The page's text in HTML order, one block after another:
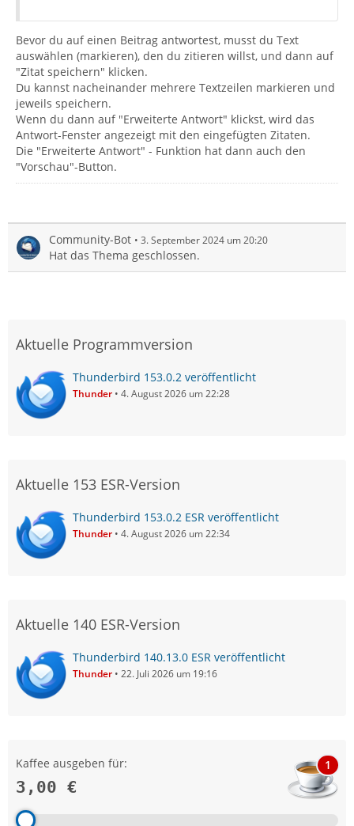
Bevor du auf einen Beitrag antwortest, musst du Text
auswählen (markieren), den du zitieren willst, und dann auf
"Zitat speichern" klicken.
Du kannst nacheinander mehrere Textzeilen markieren und
jeweils speichern.
Wenn du dann auf "Erweiterte Antwort" klickst, wird das
Antwort-Fenster angezeigt mit den eingefügten Zitaten.
Die "Erweiterte Antwort" - Funktion hat dann auch den
"Vorschau"-Button.
Community-Bot 3. September 2024 um 20:20
Hat das Thema geschlossen.
Aktuelle Programmversion
Thunderbird 153.0.2 veröffentlicht
Thunder 4. August 2026 um 22:28
Aktuelle 153 ESR-Version
Thunderbird 153.0.2 ESR veröffentlicht
Thunder 4. August 2026 um 22:34
Aktuelle 140 ESR-Version
Thunderbird 140.13.0 ESR veröffentlicht
Thunder 22. Juli 2026 um 19:16
Kaffee ausgeben für:
3,00 €
1